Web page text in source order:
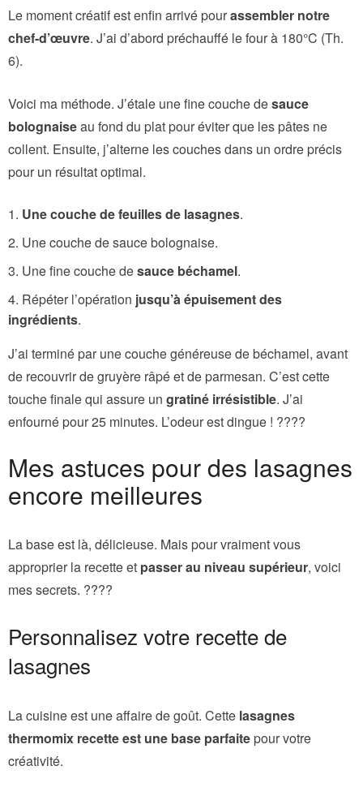
Le moment créatif est enfin arrivé pourassembler notre
chef-d’œuvre. J’ai d’abord préchauffé le four à 180°C (Th.
6).
Voici ma méthode. J’étale une fine couche desauce
bolognaiseau fond du plat pour éviter que les pâtes ne
collent. Ensuite, j’alterne les couches dans un ordre précis
pour un résultat optimal.
Une couche de feuilles de lasagnes.
Une couche de sauce bolognaise.
Une fine couche desauce béchamel.
Répéter l’opération jusqu’à épuisement des
ingrédients.
J’ai terminé par une couche généreuse de béchamel, avant
de recouvrir de gruyère râpé et de parmesan. C’est cette
touche finale qui assure un gratiné irrésistible. J’ai
enfourné pour 25 minutes. L’odeur est dingue ! ????
Mes astuces pour des lasagnes
encore meilleures
La base est là, délicieuse. Mais pour vraiment vous
approprier la recette et passer au niveau supérieur, voici
mes secrets. ????
Personnalisez votre recette de
lasagnes
La cuisine est une affaire de goût. Cette lasagnes
thermomix recette est une base parfaite pour votre
créativité.